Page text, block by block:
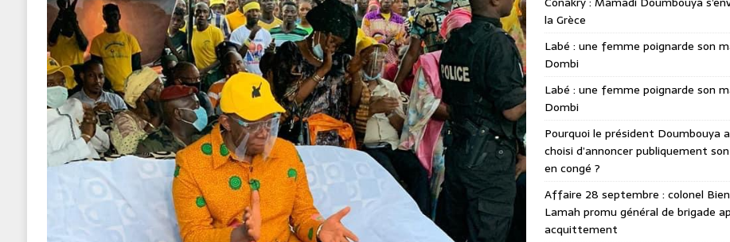
la Grèce
Labé : une femme poignarde son
Dombi
Labé : une femme poignarde son
Dombi
Pourquoi le président Doumbouya
choisi d’annoncer publiquement
en congé ?
Affaire 28 septembre : colonel
Lamah promu général de brigade
acquittement